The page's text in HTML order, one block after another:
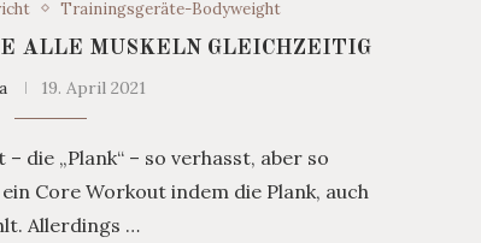
Trainingsgeräte-Bodyweight
ALLE MUSKELN GLEICHZEITIG
19. April 2021
die „Plank“ – so verhasst, aber so
Core Workout indem die Plank, auch
Allerdings …